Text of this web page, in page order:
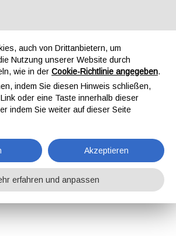
BLOCK
EYE
AUTO
auch von Drittanbietern, um
Nutzung unserer Website durch
wie in der Cookie-Richtlinie angegeben.
indem Sie diesen Hinweis schließen,
oder eine Taste innerhalb dieser
indem Sie weiter auf dieser Seite
Akzeptieren
erfahren und anpassen